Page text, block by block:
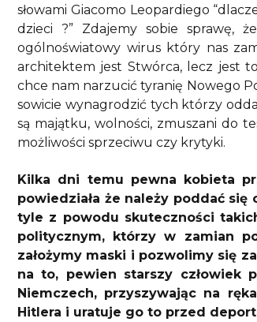
słowami Giacomo Leopardiego
dzieci ?” Zdajemy sobie sprawę,
ogólnoświatowy wirus który nas
architektem jest Stwórca, lecz jest
chce nam narzucić tyranię Nowego
sowicie wynagrodzić tych którzy
są majątku, wolności, zmuszani do
możliwości sprzeciwu czy krytyki.
Kilka dni temu pewna kobieta
powiedziała że należy poddać
tyle z powodu skuteczności
politycznym, którzy w zamian
założymy maski i pozwolimy się
na to, pewien starszy człowiek
Niemczech, przyszywając na
Hitlera i uratuje go to przed